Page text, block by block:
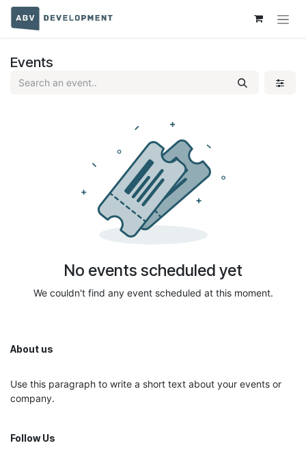
Skip to Content
Events
No events scheduled yet
We couldn't find any event scheduled at this moment.
About us
Use this paragraph to write a short text about your events or
company.
Follow Us